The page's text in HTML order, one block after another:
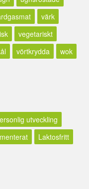
värk
vegetariskt
vörtkrydda
wok
utveckling
Laktosfritt